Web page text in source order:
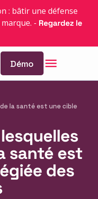
: bâtir une défense
- Regardez le
Démo
la santé est une cible
santé est
des